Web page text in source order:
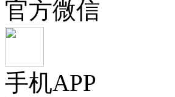
官方微信
手机APP